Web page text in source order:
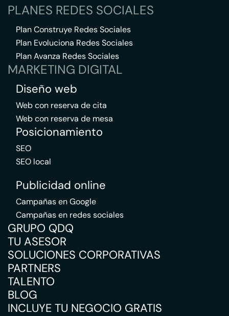
PLANES REDES SOCIALES
Plan Construye Redes Sociales
Plan Evoluciona Redes Sociales
Plan Avanza Redes Sociales
MARKETING DIGITAL
Diseño web
Web con reserva de cita
Web con reserva de mesa
Posicionamiento
SEO
SEO local
Publicidad online
Campañas en Google
Campañas en redes sociales
GRUPO QDQ
TU ASESOR
SOLUCIONES CORPORATIVAS
PARTNERS
TALENTO
BLOG
INCLUYE TU NEGOCIO GRATIS